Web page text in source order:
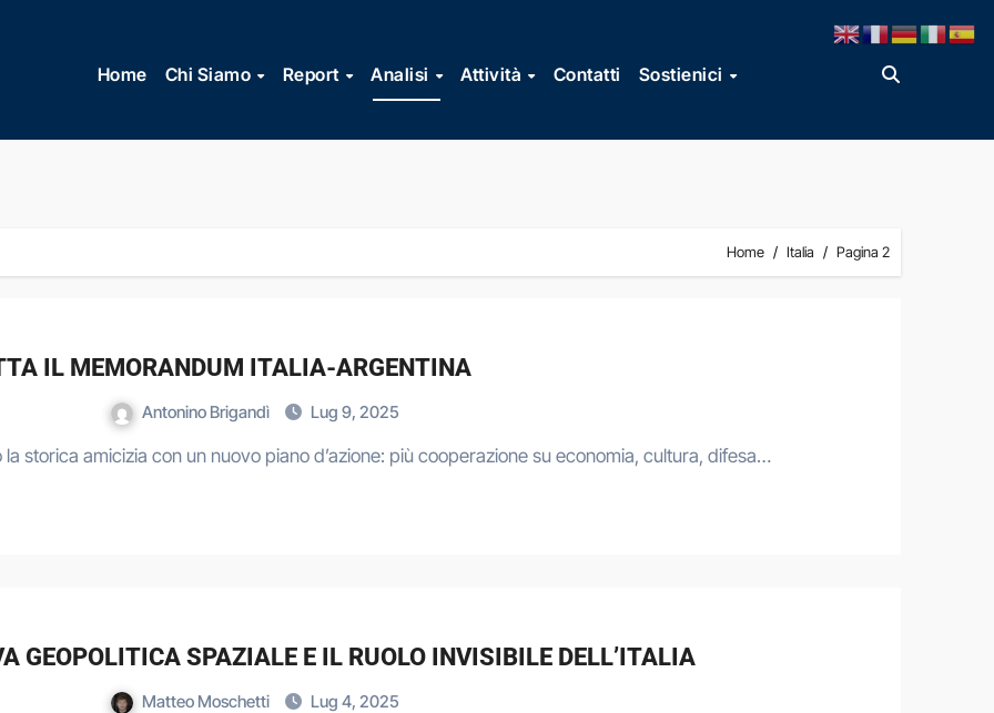
contenuto
Home Chi Siamo Report Analisi Attività Contatti Sostienici
Home Italia Pagina 2
IL MEMORANDUM ITALIA-ARGENTINA
Antonino Brigandì Lug 9, 2025
storica amicizia con un nuovo piano d’azione: più cooperazione su economia, cultura, difesa…
GEOPOLITICA SPAZIALE E IL RUOLO INVISIBILE DELL’ITALIA
Matteo Moschetti Lug 4, 2025